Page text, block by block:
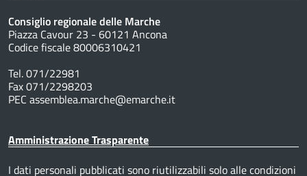
Consiglio regionale delle Marche
Piazza Cavour 23 - 60121 Ancona
Codice fiscale 80006310421
Tel. 071/22981
Fax 071/2298203
PEC assemblea.marche@emarche.it
Amministrazione Trasparente
I dati personali pubblicati sono riutilizzabili solo alle condizioni